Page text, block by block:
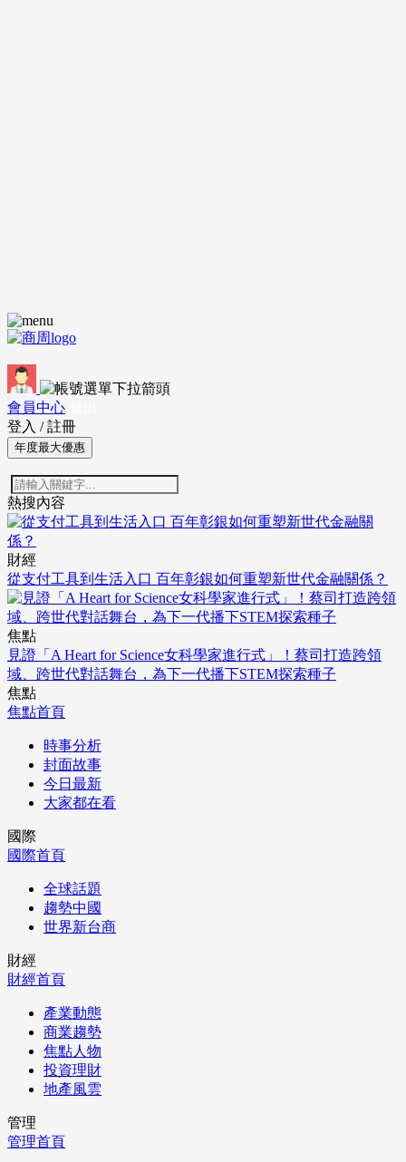
會員中心
登入 / 註冊
年度最大優惠
熱搜內容
財經
從支付工具到生活入口 百年彰銀如何重塑新世代金融關係？
焦點
見證「A Heart for Science女科學家進行式」！蔡司打造跨領
域、跨世代對話舞台，為下一代播下STEM探索種子
焦點
焦點首頁
時事分析
封面故事
今日最新
大家都在看
國際
國際首頁
全球話題
趨勢中國
世界新台商
財經
財經首頁
產業動態
商業趨勢
焦點人物
投資理財
地產風雲
管理
管理首頁